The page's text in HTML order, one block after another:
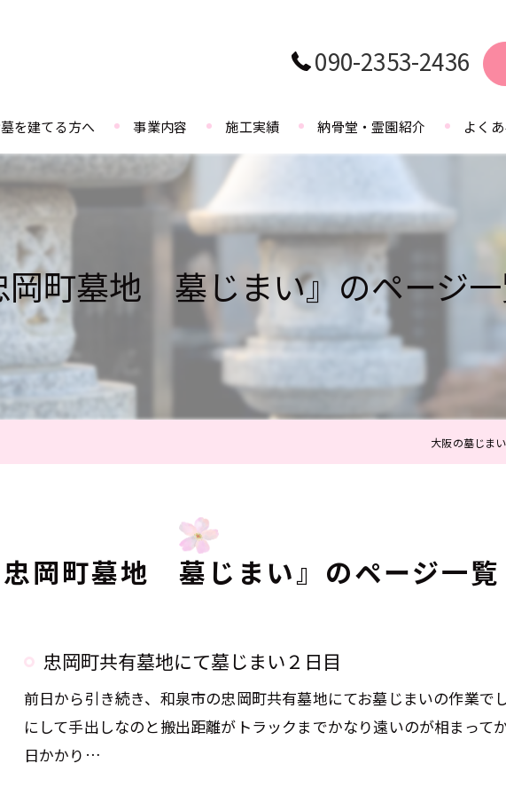
090-2353-2436
を建てる方へ 事業内容 施工実績 納骨堂・霊園紹介 よく
岡町墓地 墓じまい』のページ
大阪の墓じま
岡町墓地 墓じまい』のページ一覧
忠岡町共有墓地にて墓じまい２日目
前日から引き続き、和泉市の忠岡町共有墓地にてお墓じまいの作業で
にして手出しなのと搬出距離がトラックまでかなり遠いのが相まって
日かかり…